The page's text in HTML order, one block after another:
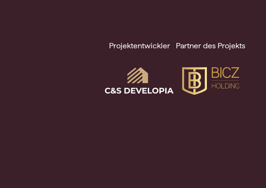
Projektentwickler Partner des Projekts